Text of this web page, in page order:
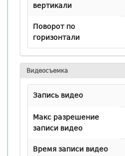
вертикали
Поворот по
горизонтали
Видеосъемка
Запись видео
Макс разрешение
записи видео
Время записи видео